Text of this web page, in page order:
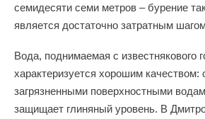
семидесяти семи метров – бурение
является достаточно затратным
Вода, поднимаемая с известнякового
характеризуется хорошим качеством:
загрязненными поверхностными
защищает глиняный уровень. В